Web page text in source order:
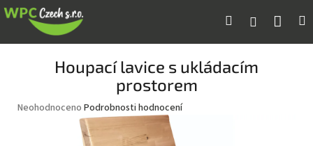
Přejít
na
Hledat Přihlášení
Houpací lavice s ukládacím
prostorem
Průměrné
Neohodnoceno Podrobnosti hodnocení